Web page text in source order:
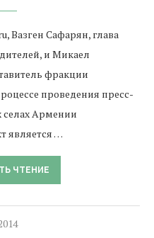
Вазген Сафарян, глава
и Микаел
фракции
проведения пресс-
Армении
является …
ЧТЕНИЕ